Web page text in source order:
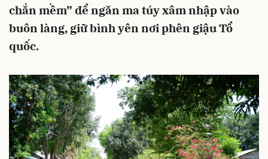
chắn mềm” để ngăn ma túy xâm nhập vào
buôn làng, giữ bình yên nơi phên giậu Tổ
quốc.